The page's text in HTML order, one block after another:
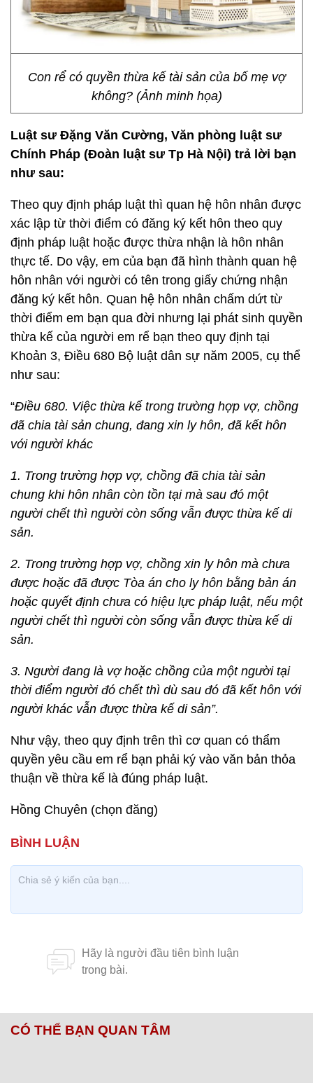
Con rể có quyền thừa kế tài sản của bố mẹ vợ
không? (Ảnh minh họa)
Luật sư Đặng Văn Cường, Văn phòng luật sư
Chính Pháp (Đoàn luật sư Tp Hà Nội) trả lời bạn
như sau:
Theo quy định pháp luật thì quan hệ hôn nhân được
xác lập từ thời điểm có đăng ký kết hôn theo quy
định pháp luật hoặc được thừa nhận là hôn nhân
thực tế. Do vậy, em của bạn đã hình thành quan hệ
hôn nhân với người có tên trong giấy chứng nhận
đăng ký kết hôn. Quan hệ hôn nhân chấm dứt từ
thời điểm em bạn qua đời nhưng lại phát sinh quyền
thừa kế của người em rể bạn theo quy định tại
Khoản 3, Điều 680 Bộ luật dân sự năm 2005, cụ thể
như sau:
“Ðiều 680. Việc thừa kế trong trường hợp vợ, chồng
đã chia tài sản chung, đang xin ly hôn, đã kết hôn
với người khác
1. Trong trường hợp vợ, chồng đã chia tài sản
chung khi hôn nhân còn tồn tại mà sau đó một
người chết thì người còn sống vẫn được thừa kế di
sản.
2. Trong trường hợp vợ, chồng xin ly hôn mà chưa
được hoặc đã được Tòa án cho ly hôn bằng bản án
hoặc quyết định chưa có hiệu lực pháp luật, nếu một
người chết thì người còn sống vẫn được thừa kế di
sản.
3. Người đang là vợ hoặc chồng của một người tại
thời điểm người đó chết thì dù sau đó đã kết hôn với
người khác vẫn được thừa kế di sản”.
Như vậy, theo quy định trên thì cơ quan có thẩm
quyền yêu cầu em rể bạn phải ký vào văn bản thỏa
thuận về thừa kế là đúng pháp luật.
Hồng Chuyên (chọn đăng)
CÓ THỂ BẠN QUAN TÂM